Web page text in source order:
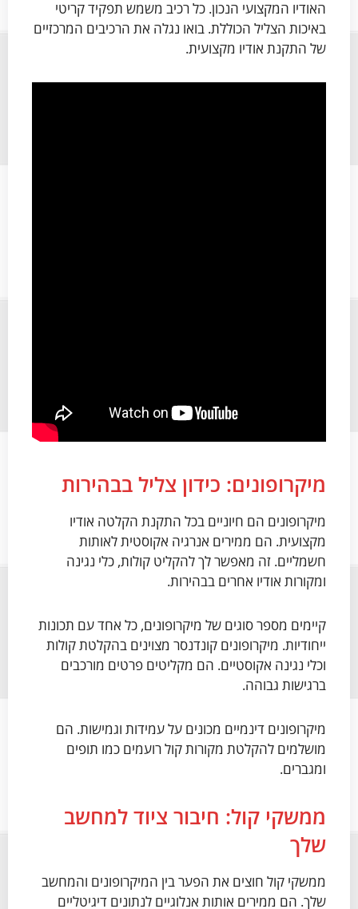
האודיו המקצועי הנכון. כל רכיב משמש תפקיד קריטי
באיכות הצליל הכוללת. בואו נגלה את הרכיבים המרכזיים
של התקנת אודיו מקצועית.
מיקרופונים: כידון צליל בבהירות
מיקרופונים הם חיוניים בכל התקנת הקלטה אודיו
מקצועית. הם ממירים אנרגיה אקוסטית לאותות
חשמליים. זה מאפשר לך להקליט קולות, כלי נגינה
ומקורות אודיו אחרים בבהירות.
קיימים מספר סוגים של מיקרופונים, כל אחד עם תכונות
ייחודיות. מיקרופונים קונדנסר מצוינים בהקלטת קולות
וכלי נגינה אקוסטיים. הם מקליטים פרטים מורכבים
ברגישות גבוהה.
מיקרופונים דינמיים מכונים על עמידות וגמישות. הם
מושלמים להקלטת מקורות קול רועמים כמו תופים
ומגברים.
ממשקי קול: חיבור ציוד למחשב
שלך
ממשקי קול חוצים את הפער בין המיקרופונים והמחשב
שלך. הם ממירים אותות אנלוגיים לנתונים דיגיטליים